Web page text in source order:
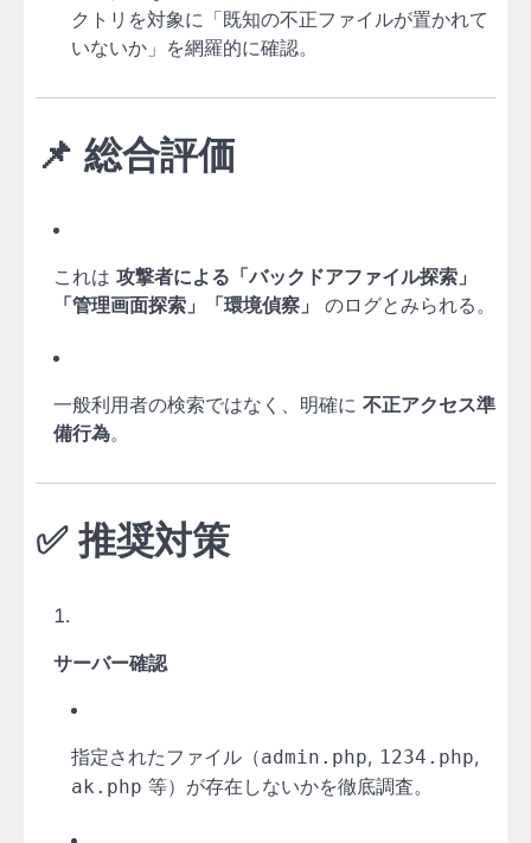
クトリを対象に「既知の不正ファイルが置かれて
いないか」を網羅的に確認。
📌 総合評価
これは 攻撃者による「バックドアファイル探索」
「管理画面探索」「環境偵察」
のログとみられる。
一般利用者の検索ではなく、明確に 不正アクセス準
備行為。
✅ 推奨対策
サーバー確認
指定されたファイル（admin.php, 1234.php,
ak.php 等）が存在しないかを徹底調査。